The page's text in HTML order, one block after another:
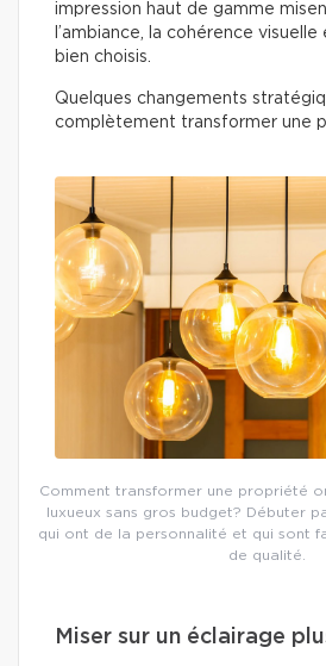
impression haut de gamme
l’ambiance, la cohérence
bien choisis.
Quelques changements
complètement transformer une
Comment transformer une propriété
luxueux sans gros budget? Débuter
qui ont de la personnalité et qui sont
de qualité.
Miser sur un éclairage